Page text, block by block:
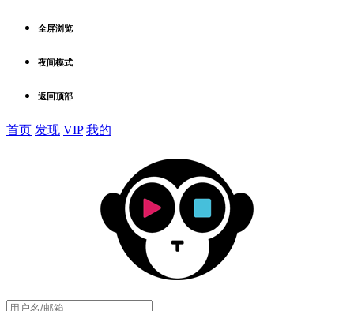
全屏浏览
夜间模式
返回顶部
首页 发现 VIP 我的